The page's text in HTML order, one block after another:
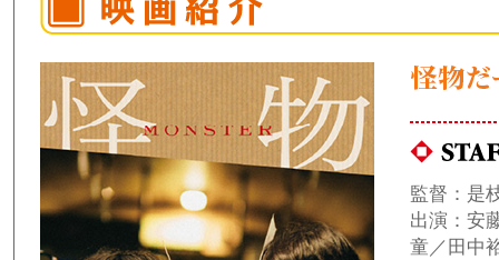
監督：是
出演：安
童／田中